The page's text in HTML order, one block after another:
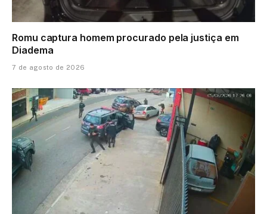
Romu captura homem procurado pela justiça em
Diadema
7 de agosto de 2026